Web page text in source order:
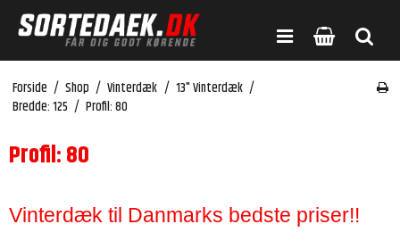
Forside / Shop / Vinterdæk / 13" Vinterdæk /
Bredde: 125 / Profil: 80
Profil: 80
Vinterdæk til Danmarks bedste priser!!